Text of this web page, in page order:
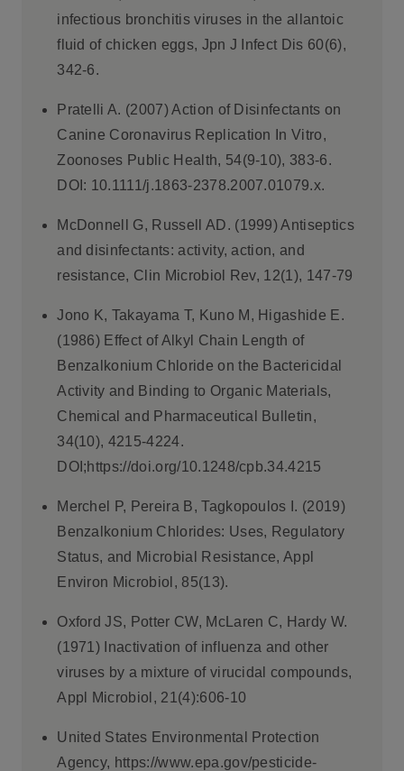
infectious bronchitis viruses in the allantoic
fluid of chicken eggs, Jpn J Infect Dis 60(6),
342-6.
Pratelli A. (2007) Action of Disinfectants on
Canine Coronavirus Replication In Vitro,
Zoonoses Public Health, 54(9-10), 383-6.
DOI: 10.1111/j.1863-2378.2007.01079.x.
McDonnell G, Russell AD. (1999) Antiseptics
and disinfectants: activity, action, and
resistance, Clin Microbiol Rev, 12(1), 147-79
Jono K, Takayama T, Kuno M, Higashide E.
(1986) Effect of Alkyl Chain Length of
Benzalkonium Chloride on the Bactericidal
Activity and Binding to Organic Materials,
Chemical and Pharmaceutical Bulletin,
34(10), 4215-4224.
DOI;https://doi.org/10.1248/cpb.34.4215
Merchel P, Pereira B, Tagkopoulos I. (2019)
Benzalkonium Chlorides: Uses, Regulatory
Status, and Microbial Resistance, Appl
Environ Microbiol, 85(13).
Oxford JS, Potter CW, McLaren C, Hardy W.
(1971) Inactivation of influenza and other
viruses by a mixture of virucidal compounds,
Appl Microbiol, 21(4):606-10
United States Environmental Protection
Agency, https://www.epa.gov/pesticide-